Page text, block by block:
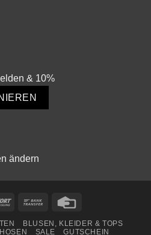
& 10%
ändern
Sofort
Bank
BLUSEN, KLEIDER & TOPS
HOSEN SALE GUTSCHEIN